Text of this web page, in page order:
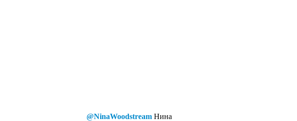
@NinaWoodstream Нина